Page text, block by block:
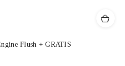
Flush + GRATIS